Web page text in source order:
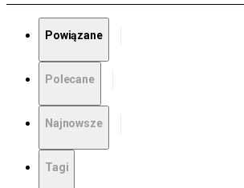
Powiązane
Polecane
Najnowsze
Tagi